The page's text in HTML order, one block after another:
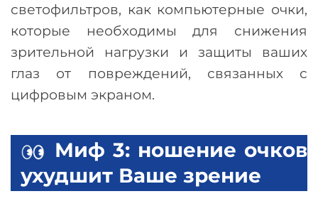
светофильтров, как компьютерные очки,
которые необходимы для снижения
зрительной нагрузки и защиты ваших
глаз от повреждений, связанных с
цифровым экраном.
Миф 3: ношение очков
ухудшит Ваше зрение